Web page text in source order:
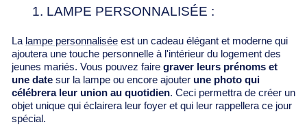
1. LAMPE PERSONNALISÉE :
La lampe personnalisée est un cadeau élégant et moderne qui
ajoutera une touche personnelle à l'intérieur du logement des
jeunes mariés. Vous pouvez faire graver leurs prénoms et
une date sur la lampe ou encore ajouter une photo qui
célébrera leur union au quotidien. Ceci permettra de créer un
objet unique qui éclairera leur foyer et qui leur rappellera ce jour
spécial.